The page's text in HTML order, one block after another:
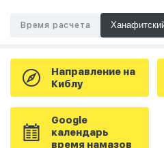
Время расчета
Направление на
Киблу
Google
календарь
время намазов